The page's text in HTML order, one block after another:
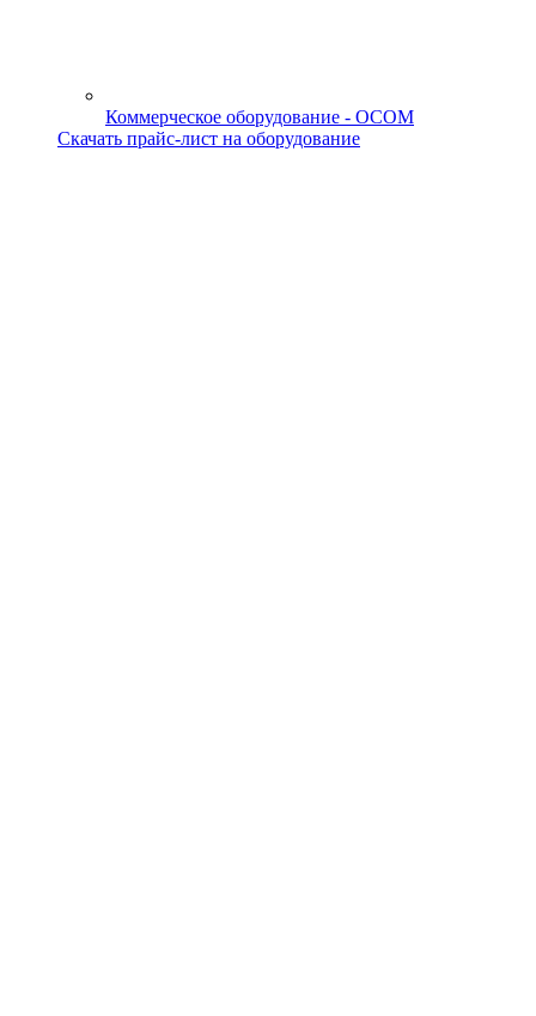
Коммерческое оборудование - OCOM
Скачать прайс-лист на оборудование